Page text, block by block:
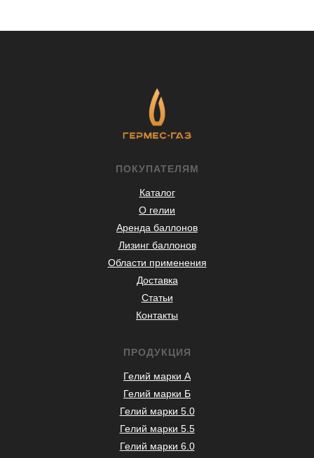
ПРОДУКЦИЯ
Гелий марки А
Гелий марки Б
Гелий марки 5.0
Гелий марки 5.5
Гелий марки 6.0
ПОКУПАТЕЛЯМ
Каталог
О гелии
Аренда баллонов
Лизинг баллонов
Области применения
Доставка
Статьи
Контакты